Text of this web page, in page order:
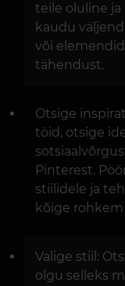
teile oluline
kaudu
või
tähendust.
Otsige
töid, otsige
Pinterest.
stiilidele ja
kõige
Valige stiil:
olgu selleks